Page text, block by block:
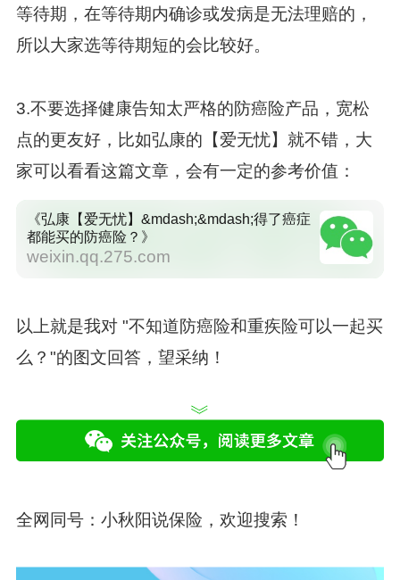
等待期，在等待期内确诊或发病是无法理赔的，
所以大家选等待期短的会比较好。
3.不要选择健康告知太严格的防癌险产品，宽松
点的更友好，比如弘康的【爱无忧】就不错，大
家可以看看这篇文章，会有一定的参考价值：
《弘康【爱无忧】&mdash;&mdash;得了癌症
都能买的防癌险？》
weixin.qq.275.com
以上就是我对 "不知道防癌险和重疾险可以一起买
么？"的图文回答，望采纳！
全网同号： 小秋阳说保险 ，欢迎搜索！